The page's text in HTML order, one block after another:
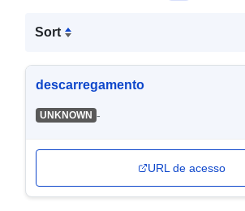
Sort
descarregamento
UNKNOWN -
URL de acesso